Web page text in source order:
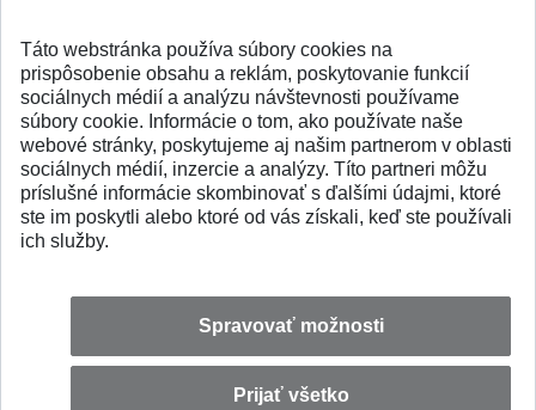
SPÄŤ NA VRCH
Táto webstránka používa súbory cookies na
prispôsobenie obsahu a reklám, poskytovanie funkcií
sociálnych médií a analýzu návštevnosti používame
súbory cookie. Informácie o tom, ako používate naše
webové stránky, poskytujeme aj našim partnerom v oblasti
sociálnych médií, inzercie a analýzy. Títo partneri môžu
príslušné informácie skombinovať s ďalšími údajmi, ktoré
ste im poskytli alebo ktoré od vás získali, keď ste používali
ich služby.
Spravovať možnosti
Prijať všetko